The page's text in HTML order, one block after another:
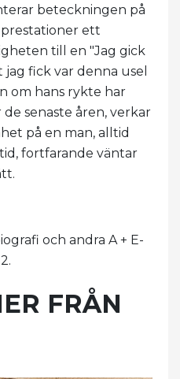
beteckningen på
ett
till en "Jag gick
fick var denna usel
om hans rykte har
senaste åren, verkar
på en man, alltid
fortfarande väntar
och andra A + E-
FRÅN